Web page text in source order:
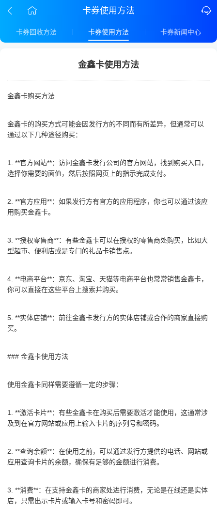
卡券使用方法
卡券回收方法 卡券使用方法 卡券新闻中心
金鑫卡使用方法
金鑫卡购买方法
金鑫卡的购买方式可能会因发行方的不同而有所差异，但通常可以
通过以下几种途径购买：
1. **官方网站**：访问金鑫卡发行公司的官方网站，找到购买入口，
选择你需要的面值，然后按照网页上的指示完成支付。
2. **官方应用**：如果发行方有官方的应用程序，你也可以通过该应
用购买金鑫卡。
3. **授权零售商**：有些金鑫卡可以在授权的零售商处购买，比如大
型超市、便利店或是专门的礼品卡销售点。
4. **电商平台**：京东、淘宝、天猫等电商平台也常常销售金鑫卡，
你可以直接在这些平台上搜索并购买。
5. **实体店铺**：前往金鑫卡发行方的实体店铺或合作的商家直接购
买。
### 金鑫卡使用方法
使用金鑫卡同样需要遵循一定的步骤：
1. **激活卡片**：有些金鑫卡在购买后需要激活才能使用，这通常涉
及到在官方网站或应用上输入卡片的序列号和密码。
2. **查询余额**：在使用之前，可以通过发行方提供的电话、网站或
应用查询卡片的余额，确保有足够的金额进行消费。
3. **消费**：在支持金鑫卡的商家处进行消费，无论是在线还是实体
店，只需出示卡片或输入卡号和密码即可。